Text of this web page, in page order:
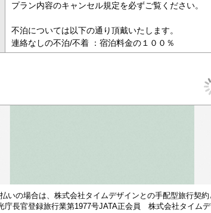
プラン内容のキャンセル規定を必ずご覧ください。
不泊については以下の通り頂戴いたします。
連絡なしの不泊/不着 ：宿泊料金の１００％
いの場合は、株式会社タイムデザインとの手配型旅行契
庁長官登録旅行業第1977号JATA正会員 株式会社タイム